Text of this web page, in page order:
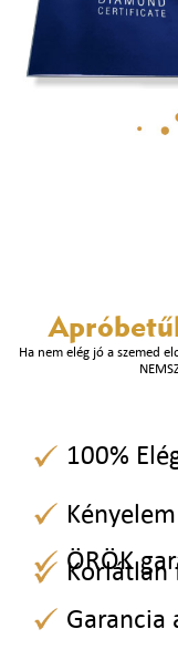
Ha nem elég jó a szemed
100%
Korlátlan
ÖRÖK
Garancia